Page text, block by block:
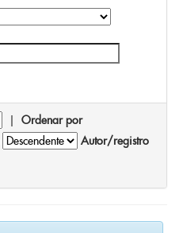
| Ordenar por
Autor/registro